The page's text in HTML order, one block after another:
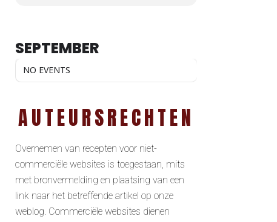
SEPTEMBER
NO EVENTS
AUTEURSRECHTEN
Overnemen van recepten voor niet-
commerciële websites is toegestaan, mits
met bronvermelding en plaatsing van een
link naar het betreffende artikel op onze
weblog. Commerciële websites dienen